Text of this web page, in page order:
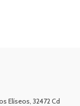
Elíseos, 32472 Cd